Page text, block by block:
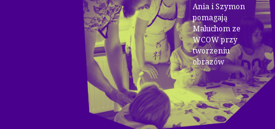
Ania i Szymon
pomagają
Maluchom ze
WCOW przy
tworzeniu
obrazów